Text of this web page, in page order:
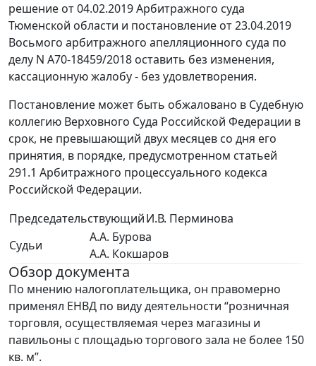
решение от 04.02.2019 Арбитражного суда
Тюменской области и постановление от 23.04.2019
Восьмого арбитражного апелляционного суда по
делу N А70-18459/2018 оставить без изменения,
кассационную жалобу - без удовлетворения.
Постановление может быть обжаловано в Судебную
коллегию Верховного Суда Российской Федерации в
срок, не превышающий двух месяцев со дня его
принятия, в порядке, предусмотренном статьей
291.1 Арбитражного процессуального кодекса
Российской Федерации.
ПредседательствующийИ.В. Перминова
Судьи
А.А. Бурова
А.А. Кокшаров
Обзор документа
По мнению налогоплательщика, он правомерно
применял ЕНВД по виду деятельности “розничная
торговля, осуществляемая через магазины и
павильоны с площадью торгового зала не более 150
кв. м”.